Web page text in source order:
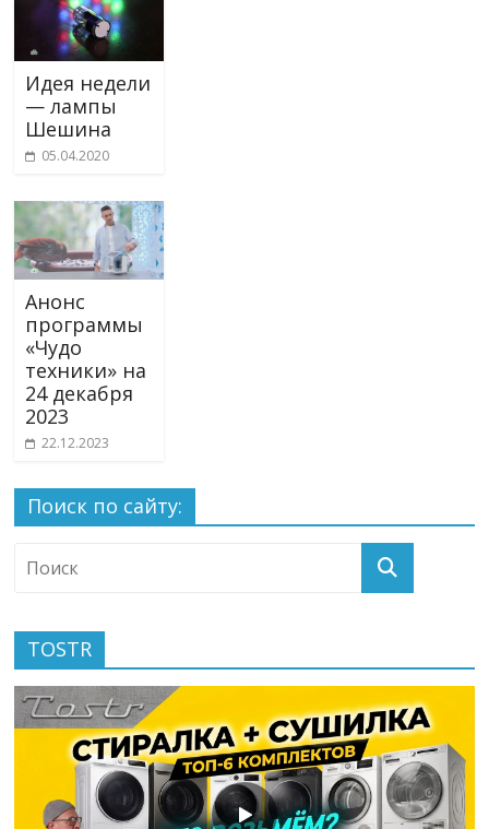
Идея недели
— лампы
Шешина
05.04.2020
Анонс
программы
«Чудо
техники» на
24 декабря
2023
22.12.2023
Поиск по сайту:
TOSTR